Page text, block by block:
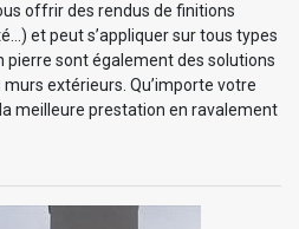
offrir des rendus de finitions
et peut s’appliquer sur tous types
pierre sont également des solutions
extérieurs. Qu’importe votre
meilleure prestation en ravalement